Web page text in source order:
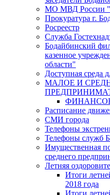
МО МВД России
Прокуратура г.
Росреестр
Служба
Бодайбинский
казенное
области"
Доступная среда
МАЛОЕ И
Расписание
СМИ города
Телефоны
Телефоны служб
Имущественная
среднего
Летняя
Итоги
2018 года
Итоги